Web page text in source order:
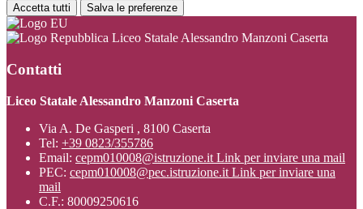
Accetta tutti Salva le preferenze
Liceo Statale Alessandro Manzoni Caserta
Contatti
Liceo Statale Alessandro Manzoni Caserta
Via A. De Gasperi , 8100 Caserta
Tel: +39 0823/355786
Email: cepm010008@istruzione.it Link per inviare una mail
PEC: cepm010008@pec.istruzione.it Link per inviare una
mail
C.F.: 80009250616